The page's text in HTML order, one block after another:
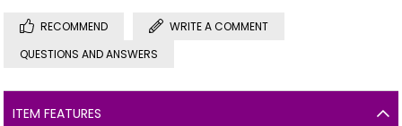
RECOMMEND
WRITE A COMMENT
QUESTIONS AND ANSWERS
ITEM FEATURES